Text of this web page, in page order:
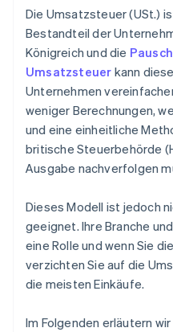
Die Umsatzsteuer (USt.)
Bestandteil der
Königreich und die
Umsatzsteuer kann
Unternehmen
weniger Berechnungen,
und eine einheitliche
britische Steuerbehörde
Ausgabe nachverfolgen
Dieses Modell ist jedoch
geeignet. Ihre Branche
eine Rolle und wenn Sie
verzichten Sie auf die
die meisten Einkäufe.
Im Folgenden erläutern wir